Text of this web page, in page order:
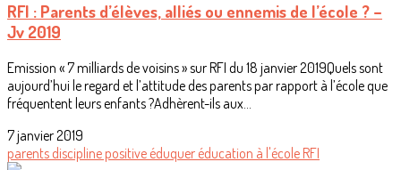
RFI : Parents d’élèves, alliés ou ennemis de l’école ? –
Jv 2019
Emission « 7 milliards de voisins » sur RFI du 18 janvier 2019Quels sont
aujourd’hui le regard et l’attitude des parents par rapport à l’école que
fréquentent leurs enfants ?Adhèrent-ils aux...
7 janvier 2019
parents discipline positive éduquer éducation à l'école RFI